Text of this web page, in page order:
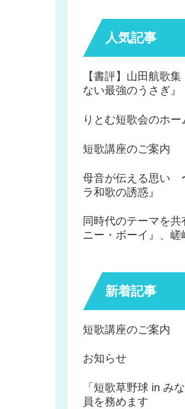
人気記事
【書評】山田航歌
ない最強のうさぎ』
りとむ短歌会のホー
短歌講座のご案内
母音が伝える思い
ラ和歌の誘惑』
同時代のテーマを
ニー・ボーイ』、嵯
新着記事
短歌講座のご案内
お知らせ
「短歌草野球 in み
員を務めます